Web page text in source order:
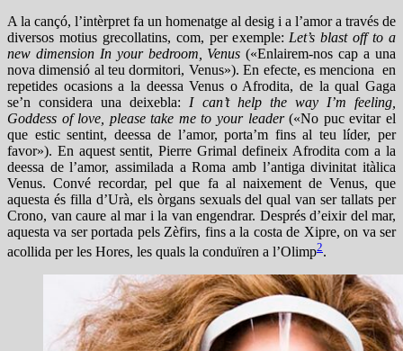
A la cançó, l’intèrpret fa un homenatge al desig i a l’amor a través de
diversos motius grecollatins, com, per exemple: Let’s blast off to a
new dimension In your bedroom, Venus («Enlairem-nos cap a una
nova dimensió al teu dormitori, Venus»). En efecte, es menciona en
repetides ocasions a la deessa Venus o Afrodita, de la qual Gaga
se’n considera una deixebla: I can’t help the way I’m feeling,
Goddess of love, please take me to your leader(«No puc evitar el
que estic sentint, deessa de l’amor, porta’m fins al teu líder, per
favor»). En aquest sentit, Pierre Grimal defineix Afrodita com a la
deessa de l’amor, assimilada a Roma amb l’antiga divinitat itàlica
Venus. Convé recordar, pel que fa al naixement de Venus, que
aquesta és filla d’Urà, els òrgans sexuals del qual van ser tallats per
Crono, van caure al mar i la van engendrar. Després d’eixir del mar,
aquesta va ser portada pels Zèfirs, fins a la costa de Xipre, on va ser
acollida per les Hores, les quals la conduïren a l’Olimp2.